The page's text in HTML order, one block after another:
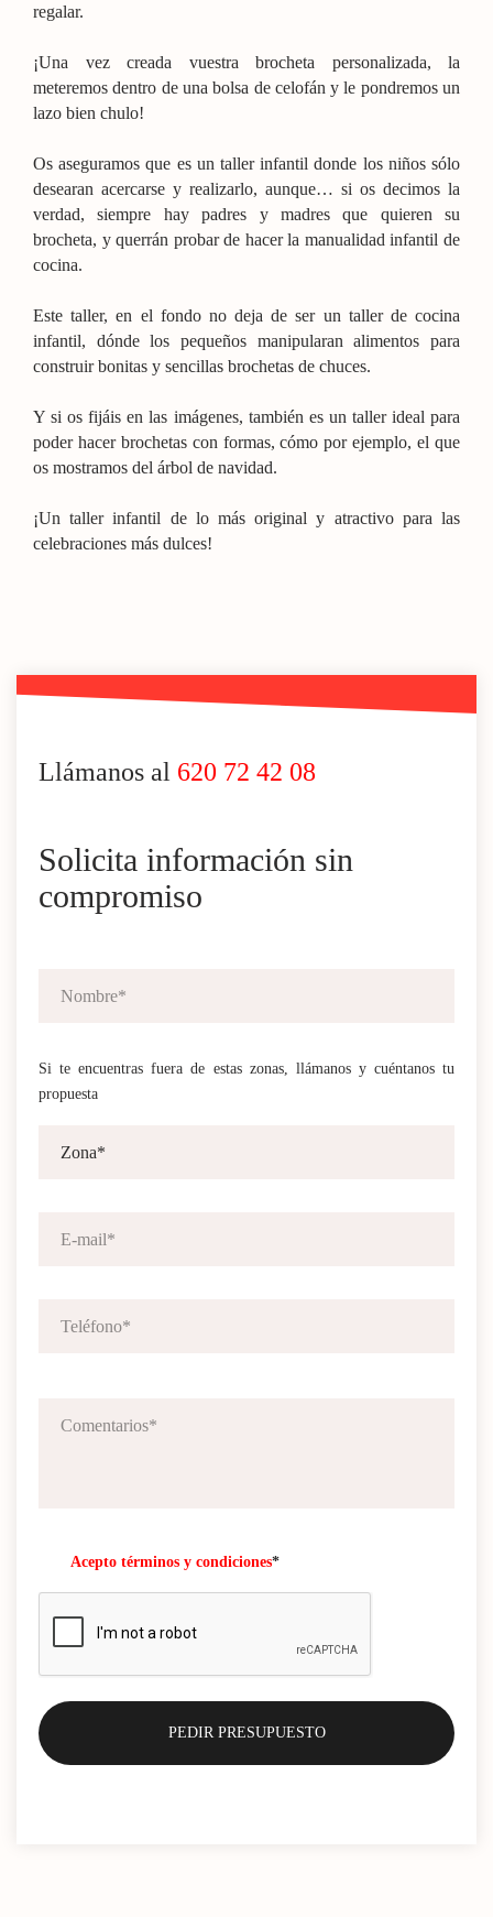
regalar.
¡Una vez creada vuestra brocheta personalizada, la
meteremos dentro de una bolsa de celofán y le pondremos un
lazo bien chulo!
Os aseguramos que es un taller infantil donde los niños sólo
desearan acercarse y realizarlo, aunque… si os decimos la
verdad, siempre hay padres y madres que quieren su
brocheta, y querrán probar de hacer la manualidad infantil de
cocina.
Este taller, en el fondo no deja de ser un taller de cocina
infantil, dónde los pequeños manipularan alimentos para
construir bonitas y sencillas brochetas de chuces.
Y si os fijáis en las imágenes, también es un taller ideal para
poder hacer brochetas con formas, cómo por ejemplo, el que
os mostramos del árbol de navidad.
¡Un taller infantil de lo más original y atractivo para las
celebraciones más dulces!
Llámanos al 620 72 42 08
Solicita información sin
compromiso
Si te encuentras fuera de estas zonas, llámanos y cuéntanos tu
propuesta
Acepto términos y condiciones*